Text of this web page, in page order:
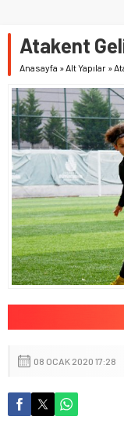
Atakent
Anasayfa »Alt Yapılar »
08 OCAK 2020 17:28